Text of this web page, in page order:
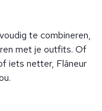
te combineren,
met je outfits. Of
iets netter, Flâneur